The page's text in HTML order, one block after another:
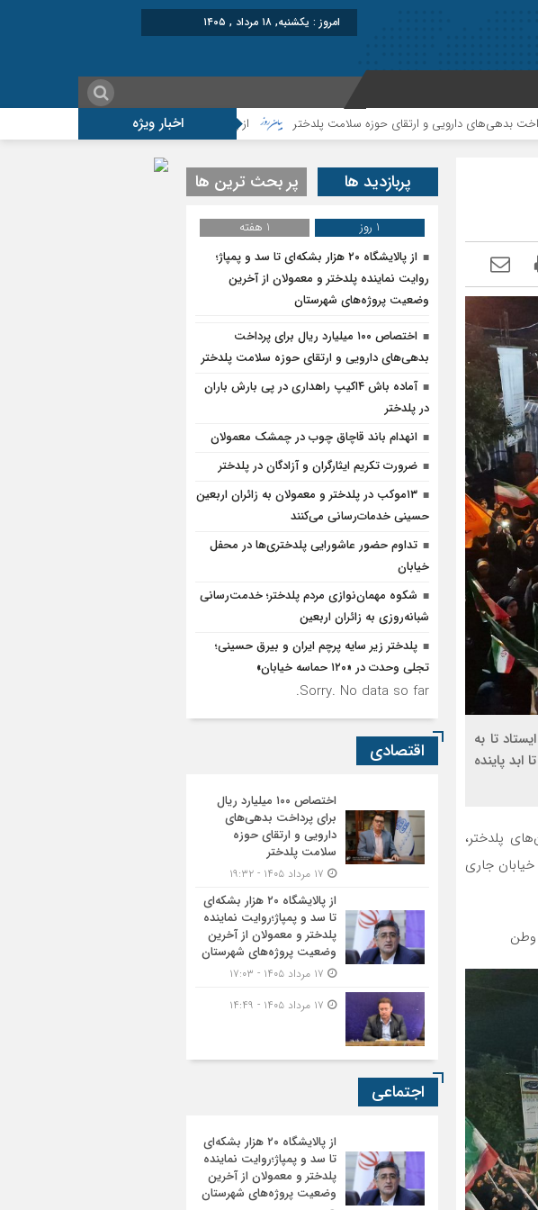
برابر با : Sunday - 9 August - 2026
اخبار ویژه از پالایشگاه ۲۰ هزار بشکه‌ای تا سد و پمپاژ؛روایت نماینده پلدختر و معمولان از آخرین وضعیت پروژه‌های شهرستان
تا به
پاینده
پلدختر،
جاری
وطن
پربازدید ها پر بحث ترین ها
1 روز
1 هفته
از پالایشگاه ۲۰ هزار بشکه‌ای تا سد و پمپاژ؛
روایت نماینده پلدختر و معمولان از آخرین
وضعیت پروژه‌های شهرستان
اختصاص ۱۰۰ میلیارد ریال برای پرداخت
بدهی‌های دارویی و ارتقای حوزه سلامت پلدختر
آماده باش ۴‌اکیپ راهداری در پی بارش باران
در پلدختر
انهدام باند قاچاق چوب در چمشک معمولان
ضرورت تکریم ایثارگران و آزادگان در پلدختر
۱۳موکب در پلدختر و معمولان به زائران اربعین
حسینی خدمات‌رسانی می‌کنند
تداوم حضور عاشورایی پلدختری‌ها در محفل
خیابان
شکوه مهمان‌نوازی مردم پلدختر؛ خدمت‌رسانی
شبانه‌روزی به زائران اربعین
پلدختر زیر سایه پرچم ایران و بیرق حسینی؛
تجلی وحدت در «۱۲۰ حماسه خیابان»
Sorry. No data so far.
اقتصادی
اختصاص ۱۰۰ میلیارد ریال
برای پرداخت بدهی‌های
دارویی و ارتقای حوزه
سلامت پلدختر
از پالایشگاه ۲۰ هزار بشکه‌ای
تا سد و پمپاژ؛روایت نماینده
پلدختر و معمولان از آخرین
وضعیت پروژه‌های شهرستان
اجتماعی
از پالایشگاه ۲۰ هزار بشکه‌ای
تا سد و پمپاژ؛روایت نماینده
پلدختر و معمولان از آخرین
وضعیت پروژه‌های شهرستان